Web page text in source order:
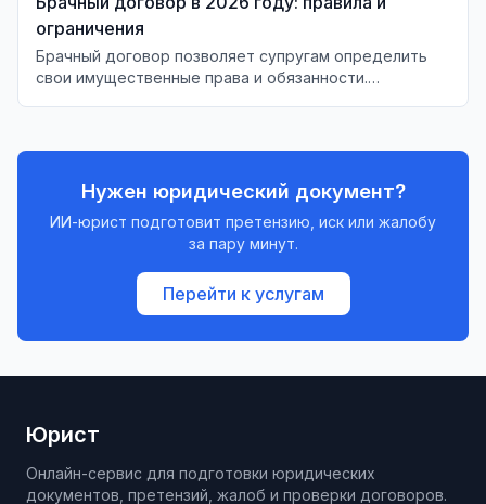
ограничения
Брачный договор позволяет супругам определить
свои имущественные права и обязанности.
Нужен юридический документ?
ИИ-юрист подготовит претензию, иск или жалобу
за пару минут.
Перейти к услугам
Юрист
Онлайн-сервис для подготовки юридических
документов, претензий, жалоб и проверки договоров.